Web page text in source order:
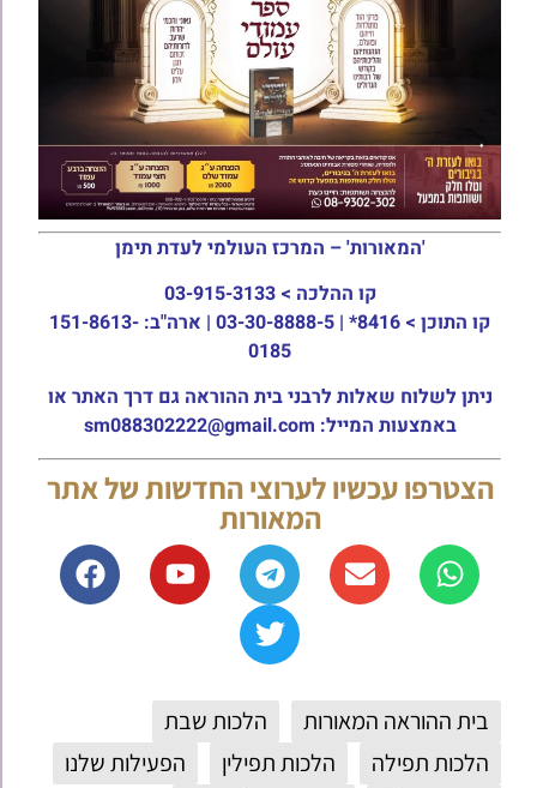
'המאורות' – המרכז העולמי לעדת תימן
קו ההלכה > 03-915-3133
קו התוכן >
8416* | 03-30-8888-5 | ארה"ב: 151-8613-
0185
ניתן לשלוח שאלות לרבני בית ההוראה גם דרך האתר או
באמצעות המייל: sm088302222@gmail.com
הצטרפו עכשיו לערוצי החדשות של אתר
המאורות
בית ההוראה המאורות
הלכות שבת
הלכות תפילה
הלכות תפילין
הפעילות שלנו